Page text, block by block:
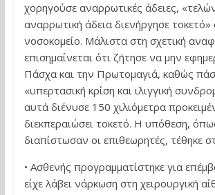
χορηγούσε αναρρωτικές άδειες,
αναρρωτική άδεια διενήργησε τοκετό»
νοσοκομείο. Μάλιστα στη σχετική
επισημαίνεται ότι ζήτησε να μην
Πάσχα και την Πρωτομαγιά, καθώς
«υπερτασική κρίση και ιλιγγική
αυτά διένυσε 150 χιλιόμετρα
διεκπεραιώσει τοκετό. Η υπόθεση,
διαπίστωσαν οι επιθεωρητές, τέθηκε
• Ασθενής προγραμματίστηκε για
είχε λάβει νάρκωση στη χειρουργική